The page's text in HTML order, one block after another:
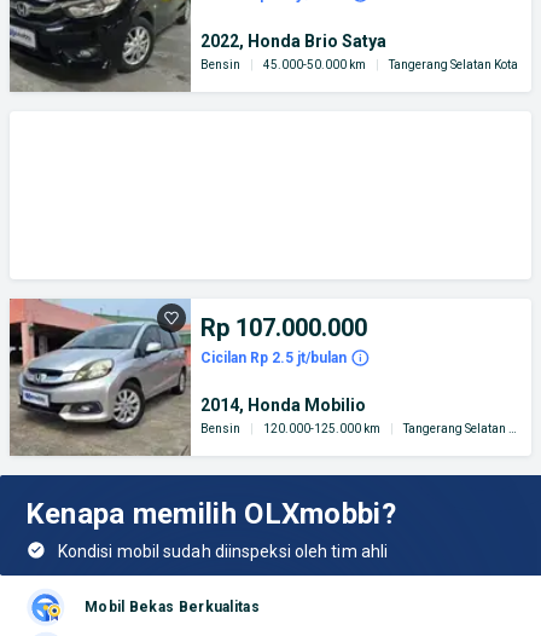
2022, Honda Brio Satya
Bensin 45.000-50.000 km Tangerang Selatan Kota
Rp 107.000.000
Cicilan Rp 2.5 jt/bulan
2014, Honda Mobilio
Bensin 120.000-125.000 km Tangerang Selatan Kota
Kenapa memilih OLXmobbi?
Kondisi mobil sudah diinspeksi oleh tim ahli
Mobil Bekas Berkualitas